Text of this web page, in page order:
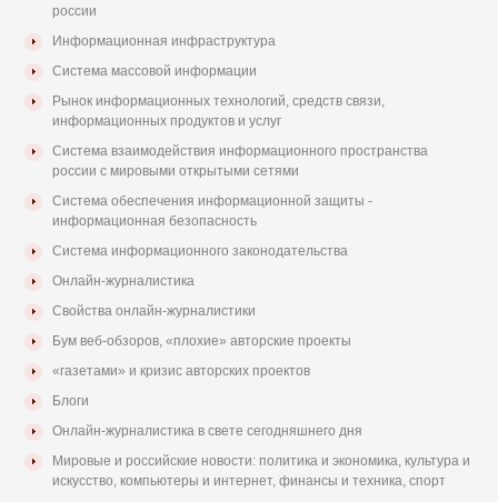
россии
Информационная инфраструктура
Система массовой информации
Рынок информационных технологий, средств связи,
информационных продуктов и услуг
Система взаимодействия информационного пространства
россии с мировыми открытыми сетями
Система обеспечения информационной защиты -
информационная безопасность
Система информационного законодательства
Онлайн-журналистика
Свойства онлайн-журналистики
Бум веб-обзоров, «плохие» авторские проекты
«газетами» и кризис авторских проектов
Блоги
Онлайн-журналистика в свете сегодняшнего дня
Мировые и российские новости: политика и экономика, культура и
искусство, компьютеры и интернет, финансы и техника, спорт